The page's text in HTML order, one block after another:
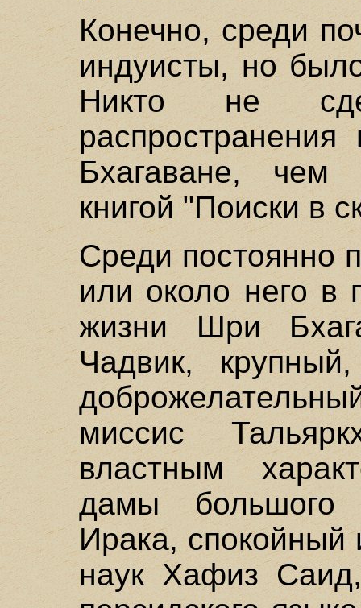
Конечно, среди
индуисты, но
Никто не
Бхагаване,
книгой "Поиски в
Среди
или около него в
жизни Шри
Чадвик,
миссис
властным
дамы большого
Ирака, спокойный
наук Хафиз